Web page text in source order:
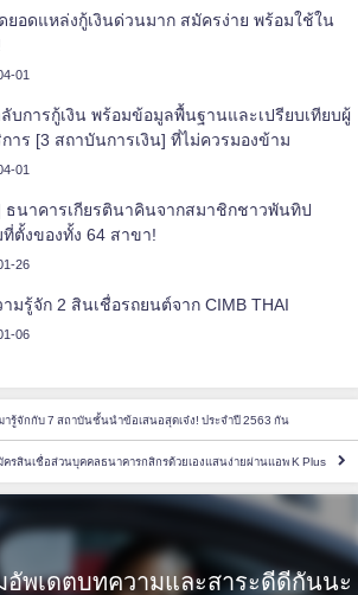
ยอดแหล่งกู้เงินด่วนมาก สมัครง่าย พร้อมใช้ใน
01
ลับการกู้เงิน พร้อมข้อมูลพื้นฐานและเปรียบเทียบผู้
าร [3 สถาบันการเงิน] ที่ไม่ควรมองข้าม
01
ธนาคารเกียรตินาคินจากสมาชิกชาวพันทิป
ตั้งของทั้ง 64 สาขา!
26
มรู้จัก 2 สินเชื่อรถยนต์จาก CIMB THAI
06
รู้จักกับ 7 สถาบันชั้นนำข้อเสนอสุดเจ๋ง! ประจำปี 2563 กัน
ครสินเชื่อส่วนบุคคลธนาคารกสิกรด้วยเองแสนง่ายผ่านแอพ K Plus
พเดตบทความและสาระดีดีกันนะ